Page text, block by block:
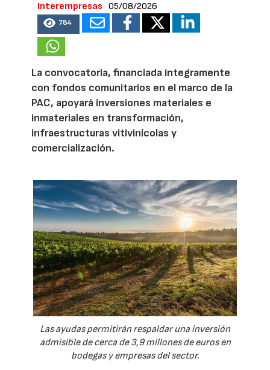
Interempresas
05/08/2026
784
La convocatoria, financiada íntegramente
con fondos comunitarios en el marco de la
PAC, apoyará inversiones materiales e
inmateriales en transformación,
infraestructuras vitivinícolas y
comercialización.
Las ayudas permitirán respaldar una inversión
admisible de cerca de 3,9 millones de euros en
bodegas y empresas del sector.